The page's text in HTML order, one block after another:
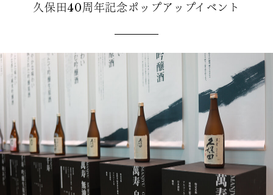
久保田40周年記念ポップアップイベント